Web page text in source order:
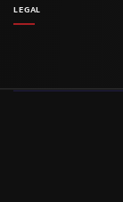
LEGAL